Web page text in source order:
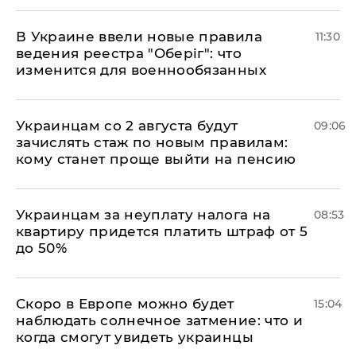
В Украине ввели новые правила
ведения реестра "Оберіг": что
изменится для военнообязанных
11:30
Украинцам со 2 августа будут
зачислять стаж по новым правилам:
кому станет проще выйти на пенсию
09:06
Украинцам за неуплату налога на
квартиру придется платить штраф от 5
до 50%
08:53
Скоро в Европе можно будет
наблюдать солнечное затмение: что и
когда смогут увидеть украинцы
15:04